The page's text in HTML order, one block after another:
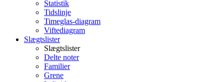
Statistik
Tidslinje
Timeglas-diagram
Viftediagram
Slægtslister
Slægtslister
Delte noter
Familier
Grene